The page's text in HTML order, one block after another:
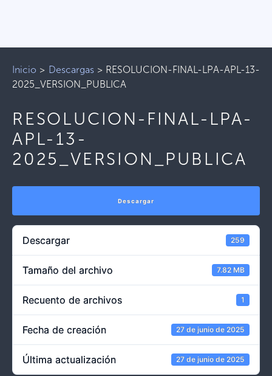
Inicio > Descargas> RESOLUCION-FINAL-LPA-APL-13-
2025_VERSION_PUBLICA
RESOLUCION-FINAL-LPA-
APL-13-
2025_VERSION_PUBLICA
Descargar
Descargar 259
Tamaño del archivo 7.82 MB
Recuento de archivos 1
Fecha de creación 27 de junio de 2025
Última actualización 27 de junio de 2025